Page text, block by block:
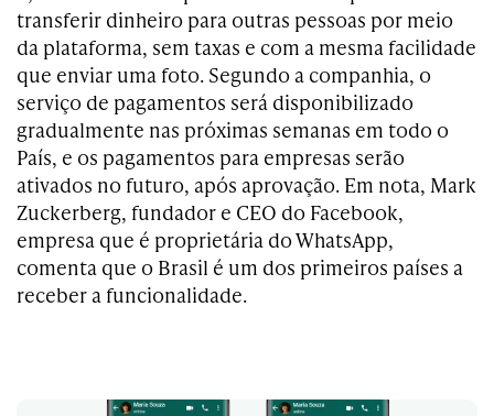
transferir dinheiro para outras pessoas por meio
da plataforma, sem taxas e com a mesma facilidade
que enviar uma foto. Segundo a companhia, o
serviço de pagamentos será disponibilizado
gradualmente nas próximas semanas em todo o
País, e os pagamentos para empresas serão
ativados no futuro, após aprovação. Em nota, Mark
Zuckerberg, fundador e CEO do Facebook,
empresa que é proprietária do WhatsApp,
comenta que o Brasil é um dos primeiros países a
receber a funcionalidade.